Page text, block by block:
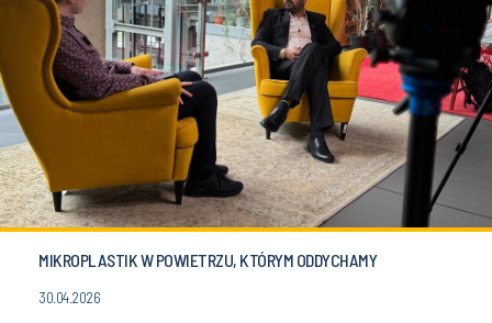
MIKROPLASTIK W POWIETRZU, KTÓRYM ODDYCHAMY
30.04.2026